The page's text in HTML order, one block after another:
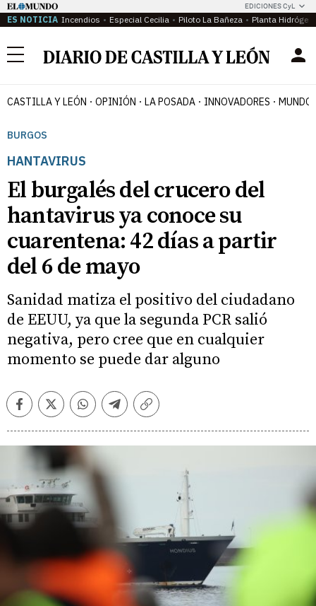
EDICIONES CyL
ES NOTICIA Incendios Especial Cecilia Piloto La Bañeza Planta
Menú
CASTILLA Y LEÓN OPINIÓN LA POSADA INNOVADORES MUNDO
BURGOS
HANTAVIRUS
El burgalés del crucero del
hantavirus ya conoce su
cuarentena: 42 días a partir
del 6 de mayo
Sanidad matiza el positivo del ciudadano
de EEUU, ya que la segunda PCR salió
negativa, pero cree que en cualquier
momento se puede dar alguno
FacebookTwitterWhatsappTelegramCopiar